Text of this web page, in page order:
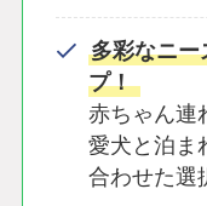
多彩なニー
プ！
赤ちゃん連
愛犬と泊ま
合わせた選